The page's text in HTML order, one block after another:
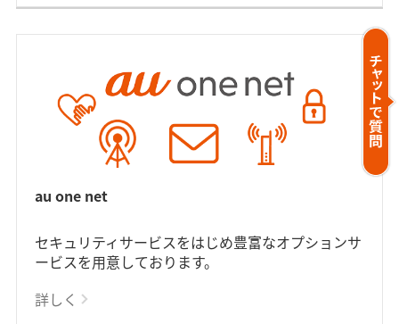
au one net
セキュリティサービスをはじめ豊富なオプションサ
ービスを用意しております。
詳しく